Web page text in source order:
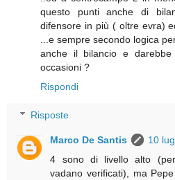
questo punti anche di
difensore in più ( oltre evra)
...e sempre secondo logica
anche il bilancio e
occasioni ?
Rispondi
Risposte
Marco De Santis
10
4 sono di livello alto
vadano verificati), ma